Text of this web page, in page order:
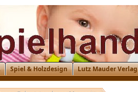
Spiel & Holzdesign Lutz Mauder Verlag